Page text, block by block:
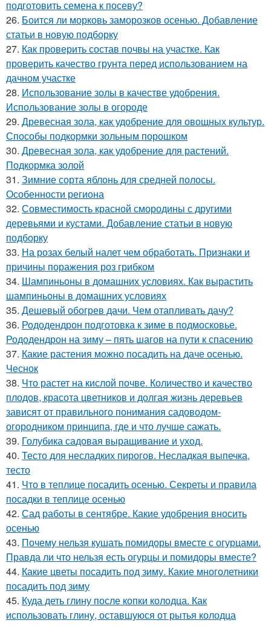
подготовить семена к посеву?
26. Боится ли морковь заморозков осенью. Добавление
статьи в новую подборку
27. Как проверить состав почвы на участке. Как
проверить качество грунта перед использованием на
дачном участке
28. Использование золы в качестве удобрения.
Использование золы в огороде
29. Древесная зола, как удобрение для овощных культур.
Способы подкормки зольным порошком
30. Древесная зола, как удобрение для растений.
Подкормка золой
31. Зимние сорта яблонь для средней полосы.
Особенности региона
32. Совместимость красной смородины с другими
деревьями и кустами. Добавление статьи в новую
подборку
33. На розах белый налет чем обработать. Признаки и
причины поражения роз грибком
34. Шампиньоны в домашних условиях. Как вырастить
шампиньоны в домашних условиях
35. Дешевый обогрев дачи. Чем отапливать дачу?
36. Рододендрон подготовка к зиме в подмосковье.
Рододендрон на зиму – пять шагов на пути к спасению
37. Какие растения можно посадить на даче осенью.
Чеснок
38. Что растет на кислой почве. Количество и качество
плодов, красота цветников и долгая жизнь деревьев
зависят от правильного понимания садоводом-
огородником принципа, где и что лучше сажать.
39. Голубика садовая выращивание и уход.
40. Тесто для несладких пирогов. Несладкая выпечка,
тесто
41. Что в теплице посадить осенью. Секреты и правила
посадки в теплице осенью
42. Сад работы в сентябре. Какие удобрения вносить
осенью
43. Почему нельзя кушать помидоры вместе с огурцами.
Правда ли что нельзя есть огурцы и помидоры вместе?
44. Какие цветы посадить под зиму. Какие многолетники
посадить под зиму
45. Куда деть глину после копки колодца. Как
использовать глину, оставшуюся от рытья колодца